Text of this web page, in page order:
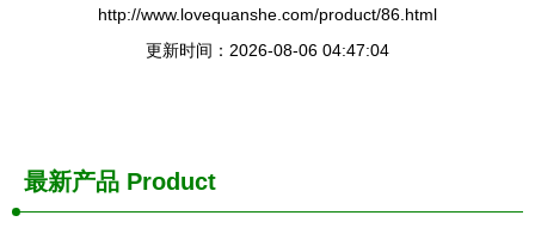
http://www.lovequanshe.com/product/86.html
更新时间：2026-08-06 04:47:04
最新产品 Product